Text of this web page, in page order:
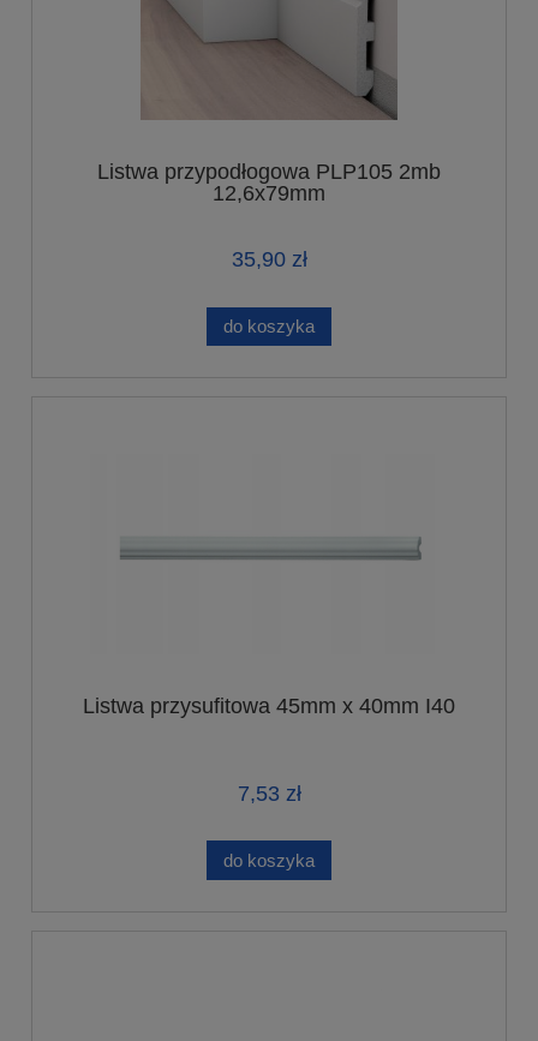
Listwa przypodłogowa PLP105 2mb
12,6x79mm
35,90 zł
do koszyka
Listwa przysufitowa 45mm x 40mm I40
7,53 zł
do koszyka